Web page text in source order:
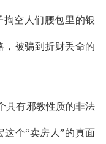
空人们腰包里的银
被骗到折财丢命的
具有邪教性质的非法
个“卖房人”的真面